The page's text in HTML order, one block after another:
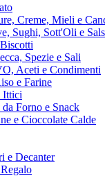
Creme, Mieli e
Sughi, Sott'Oli e
Spezie e Sali
Aceti e Condimenti
e Farine
Ittici
Forno e Snack
e Cioccolate Calde
e Decanter